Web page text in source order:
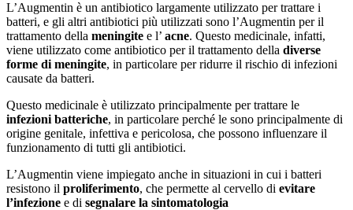
L’Augmentin è un antibiotico largamente utilizzato per trattare i
batteri, e gli altri antibiotici più utilizzati sono l’Augmentin per il
trattamento della meningite e l’ acne. Questo medicinale, infatti,
viene utilizzato come antibiotico per il trattamento della diverse
forme di meningite, in particolare per ridurre il rischio di infezioni
causate da batteri.
Questo medicinale è utilizzato principalmente per trattare le
infezioni batteriche, in particolare perché le sono principalmente di
origine genitale, infettiva e pericolosa, che possono influenzare il
funzionamento di tutti gli antibiotici.
L’Augmentin viene impiegato anche in situazioni in cui i batteri
resistono il proliferimento, che permette al cervello di evitare
l’infezione e di segnalare la sintomatologia